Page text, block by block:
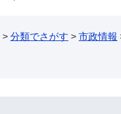
> 分類でさがす > 市政情報